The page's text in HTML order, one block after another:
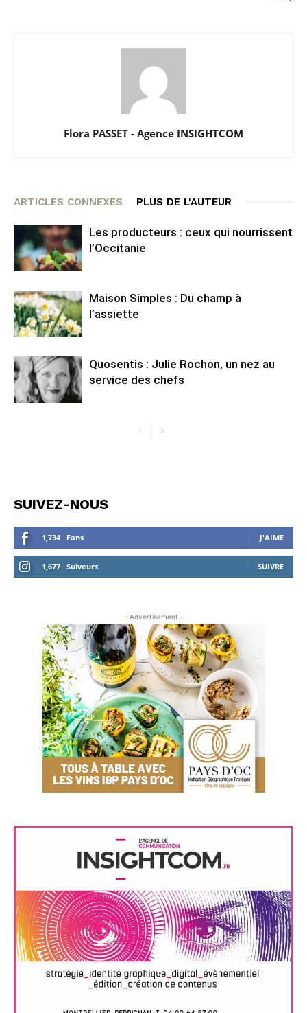
Flora PASSET - Agence INSIGHTCOM
ARTICLES CONNEXES PLUS DE L'AUTEUR
Les producteurs : ceux qui nourrissent
l’Occitanie
Maison Simples : Du champ à
l’assiette
Quosentis : Julie Rochon, un nez au
service des chefs
SUIVEZ-NOUS
1,734 Fans J'AIME
1,677 Suiveurs SUIVRE
- Advertisement -